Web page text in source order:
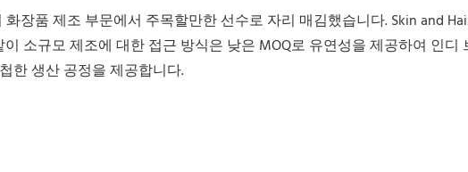
장품 제조 부문에서 주목할만한 선수로 자리 매김했습니다. Skin and
소규모 제조에 대한 접근 방식은 낮은 MOQ로 유연성을 제공하여 인디
한 생산 공정을 제공합니다.